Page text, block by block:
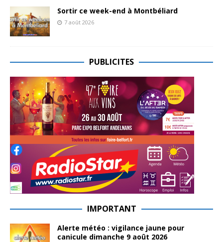
Sortir ce week-end à Montbéliard
7 août 2026
PUBLICITES
IMPORTANT
Alerte météo : vigilance jaune pour
canicule dimanche 9 août 2026